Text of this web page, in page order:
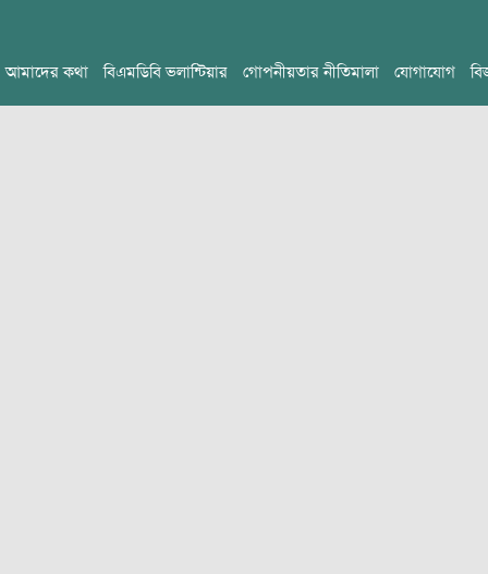
আমাদের কথা বিএমডিবি ভলান্টিয়ার গোপনীয়তার নীতিমালা যোগাযোগ